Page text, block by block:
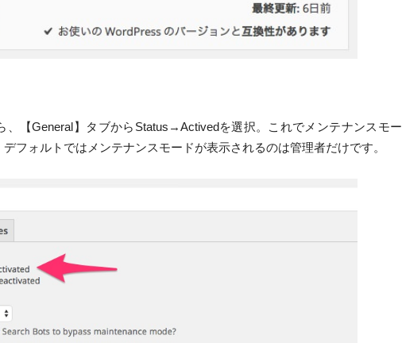
、【General】タブからStatus→Activedを選択。これでメンテナンスモー
フォルトではメンテナンスモードが表示されるのは管理者だけです。